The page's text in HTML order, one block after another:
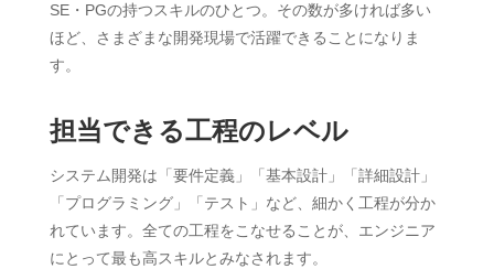
SE・PGの持つスキルのひとつ。その数が多ければ多い
ほど、さまざまな開発現場で活躍できることになりま
す。
担当できる工程のレベル
システム開発は「要件定義」「基本設計」「詳細設計」
「プログラミング」「テスト」など、細かく工程が分か
れています。全ての工程をこなせることが、エンジニア
にとって最も高スキルとみなされます。